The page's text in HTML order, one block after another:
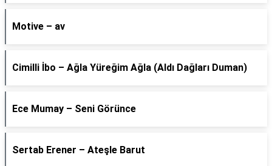
Motive – av
Cimilli İbo – Ağla Yüreğim Ağla (Aldı Dağları Duman)
Ece Mumay – Seni Görünce
Sertab Erener – Ateşle Barut